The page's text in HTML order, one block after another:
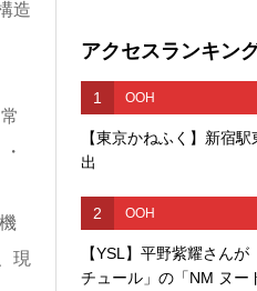
造
現
アクセスランキン
1 OOH
【東京かねふく】新宿
出
2 OOH
【YSL】平野紫耀さん
チュール」の「NM ヌー